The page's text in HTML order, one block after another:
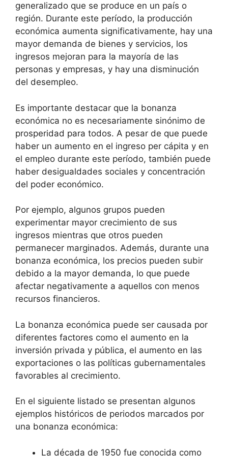
generalizado que se produce en un país o
región. Durante este período, la producción
económica aumenta significativamente, hay una
mayor demanda de bienes y servicios, los
ingresos mejoran para la mayoría de las
personas y empresas, y hay una disminución
del desempleo.
Es importante destacar que la bonanza
económica no es necesariamente sinónimo de
prosperidad para todos. A pesar de que puede
haber un aumento en el ingreso per cápita y en
el empleo durante este período, también puede
haber desigualdades sociales y concentración
del poder económico.
Por ejemplo, algunos grupos pueden
experimentar mayor crecimiento de sus
ingresos mientras que otros pueden
permanecer marginados. Además, durante una
bonanza económica, los precios pueden subir
debido a la mayor demanda, lo que puede
afectar negativamente a aquellos con menos
recursos financieros.
La bonanza económica puede ser causada por
diferentes factores como el aumento en la
inversión privada y pública, el aumento en las
exportaciones o las políticas gubernamentales
favorables al crecimiento.
En el siguiente listado se presentan algunos
ejemplos históricos de periodos marcados por
una bonanza económica:
La década de 1950 fue conocida como